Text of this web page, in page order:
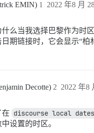
EMIN) 2022 年8 月
1
么当我选择巴黎作为时
期链接时，它会显示“柏
Decotte) 2022 年8
2
在 discourse local
设置的时区。